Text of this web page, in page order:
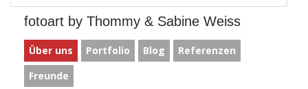
fotoart by Thommy & Sabine Weiss
Über uns Portfolio Blog
Referenzen
Freunde